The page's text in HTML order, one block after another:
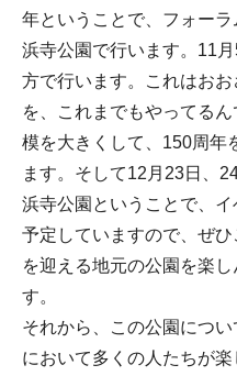
年ということで、フォー
浜寺公園で行います。11
方で行います。これはお
を、これまでもやってる
模を大きくして、150周年
ます。そして12月23日、
浜寺公園ということで、
予定していますので、ぜ
を迎える地元の公園を楽
す。
それから、この公園につ
において多くの人たちが